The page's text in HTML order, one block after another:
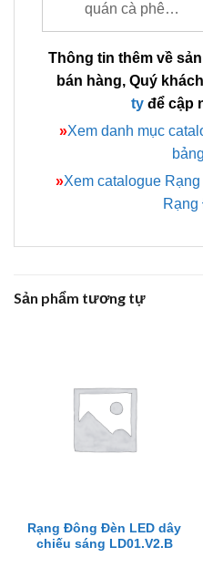
quán cà phê…
Thông tin thêm về
bán hàng, Quý
tyđể cập
»Xem danh mục
»Xem catalogue
Rạng
Sản phẩm tương tự
Rạng Đông Đèn LED dây
chiếu sáng LD01.V2.B